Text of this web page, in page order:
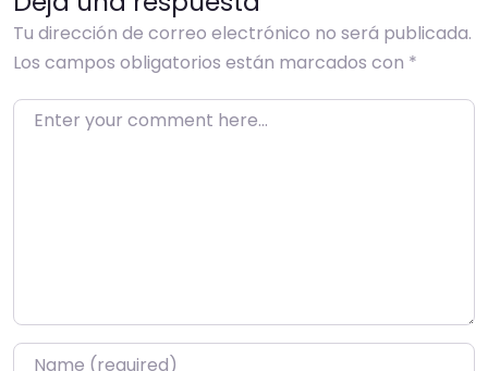
Tu dirección de correo electrónico no será publicada.
Los campos obligatorios están marcados con *
Enter your comment here…
Name*